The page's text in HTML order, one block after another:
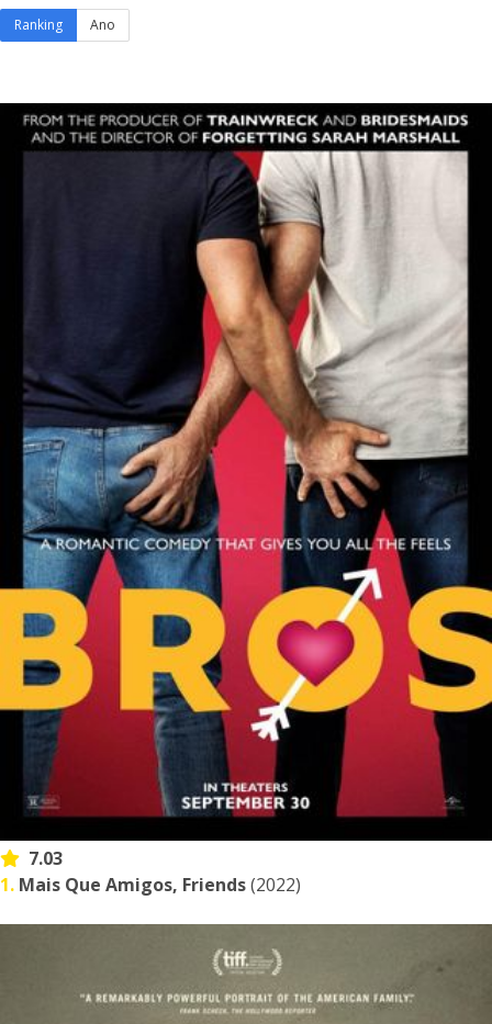
Ranking Ano
7.03
1. Mais Que Amigos, Friends(2022)